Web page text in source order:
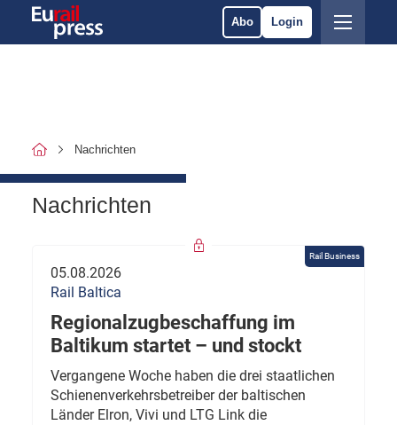
Abo Login
Nachrichten
Nachrichten
Rail Business
05.08.2026
Rail Baltica
Regionalzugbeschaffung im
Baltikum startet – und stockt
Vergangene Woche haben die drei staatlichen
Schienenverkehrsbetreiber der baltischen
Länder Elron, Vivi und LTG Link die